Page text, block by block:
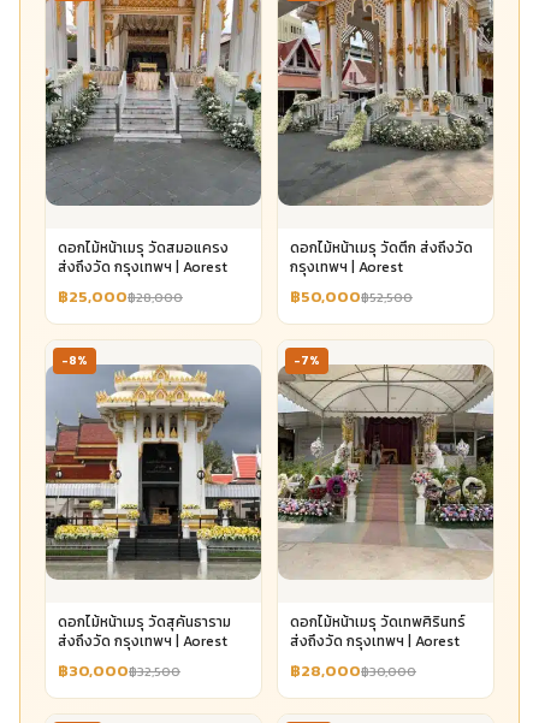
ดอกไม้หน้าเมรุ วัดสมอแครง
ส่งถึงวัด กรุงเทพฯ | Aorest
฿25,000฿28,000
ดอกไม้หน้าเมรุ วัดตึก ส่งถึงวัด
กรุงเทพฯ | Aorest
฿50,000฿52,500
-8%
ดอกไม้หน้าเมรุ วัดสุคันธาราม
ส่งถึงวัด กรุงเทพฯ | Aorest
฿30,000฿32,500
-7%
ดอกไม้หน้าเมรุ วัดเทพศิรินทร์
ส่งถึงวัด กรุงเทพฯ | Aorest
฿28,000฿30,000